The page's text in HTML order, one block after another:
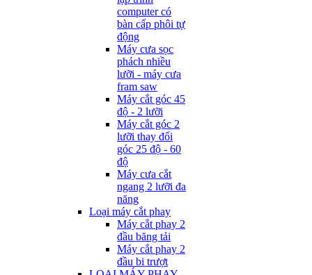
computer có
bàn cấp phôi tự
động
Máy cưa sọc
phách nhiều
lưỡi - máy cưa
fram saw
Máy cắt góc 45
độ - 2 lưỡi
Máy cắt góc 2
lưỡi thay đổi
góc 25 độ - 60
độ
Máy cưa cắt
ngang 2 lưỡi đa
năng
Loại máy cắt phay
Máy cắt phay 2
đầu băng tải
Máy cắt phay 2
đầu bi trượt